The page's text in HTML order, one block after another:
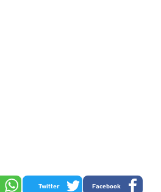
Facebook
Twitter